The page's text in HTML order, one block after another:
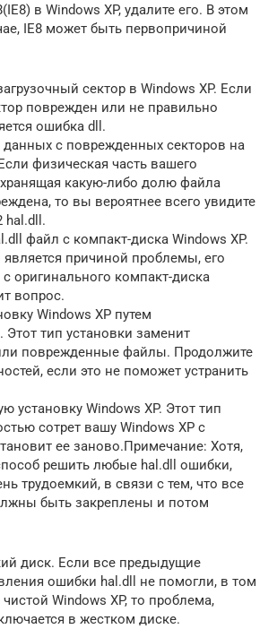
в Windows XP, удалите его. В этом
IE8 может быть первопричиной
сектор в Windows XP. Если
поврежден или не правильно
ошибка dll.
данных с поврежденных секторов на
физическая часть вашего
какую-либо долю файла
то вы вероятнее всего увидите
hal.dll.
файл с компакт-диска Windows XP.
причиной проблемы, его
оригинального компакт-диска
вопрос.
Windows ХР путем
Этот тип установки заменит
поврежденные файлы. Продолжите
если это не поможет устранить
установку Windows XP. Этот тип
сотрет вашу Windows XP с
ее заново.Примечание: Хотя,
решить любые hal.dll ошибки,
трудоемкий, в связи с тем, что все
быть закреплены и потом
диск. Если все предыдущие
ошибки hal.dll не помогли, в том
Windows XP, то проблема,
в жестком диске.